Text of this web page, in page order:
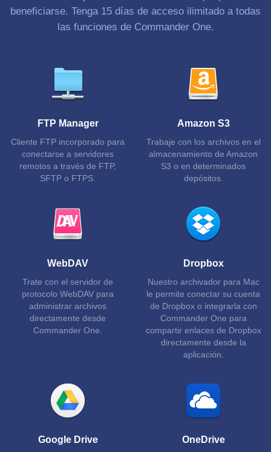
beneficiarse. Tenga 15 días de acceso ilimitado a todas
las funciones de Commander One.
FTP Manager
Cliente FTP incorporado para
conectarse a servidores
remotos a través de FTP,
SFTP o FTPS.
Amazon S3
Trabaje con los archivos en el
almacenamiento de Amazon
S3 o en determinados
depósitos.
WebDAV
Trate con el servidor de
protocolo WebDAV para
administrar archivos
directamente desde
Commander One.
Dropbox
Nuestro archivador para Mac
le permite conectar su cuenta
de Dropbox o integrarla con
Commander One para
compartir enlaces de Dropbox
directamente desde la
aplicación.
Google Drive OneDrive